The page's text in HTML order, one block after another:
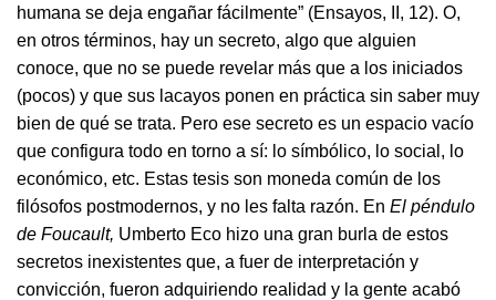
humana se deja engañar fácilmente” (Ensayos, II, 12). O,
en otros términos, hay un secreto, algo que alguien
conoce, que no se puede revelar más que a los iniciados
(pocos) y que sus lacayos ponen en práctica sin saber muy
bien de qué se trata. Pero ese secreto es un espacio vacío
que configura todo en torno a sí: lo símbólico, lo social, lo
económico, etc. Estas tesis son moneda común de los
filósofos postmodernos, y no les falta razón. En El péndulo
de Foucault, Umberto Eco hizo una gran burla de estos
secretos inexistentes que, a fuer de interpretación y
convicción, fueron adquiriendo realidad y la gente acabó